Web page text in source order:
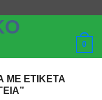
0
ΜΕ ΕΤΙΚΈΤΑ